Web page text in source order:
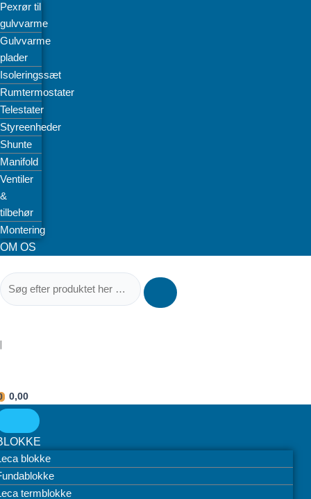
Pexrør til
gulvvarme
Gulvvarme
plader
Isoleringssæt
Rumtermostater
Telestater
Styreenheder
Shunte
Manifold
Ventiler
&
tilbehør
Montering
OM OS
|
0,00
blokke
termblokke